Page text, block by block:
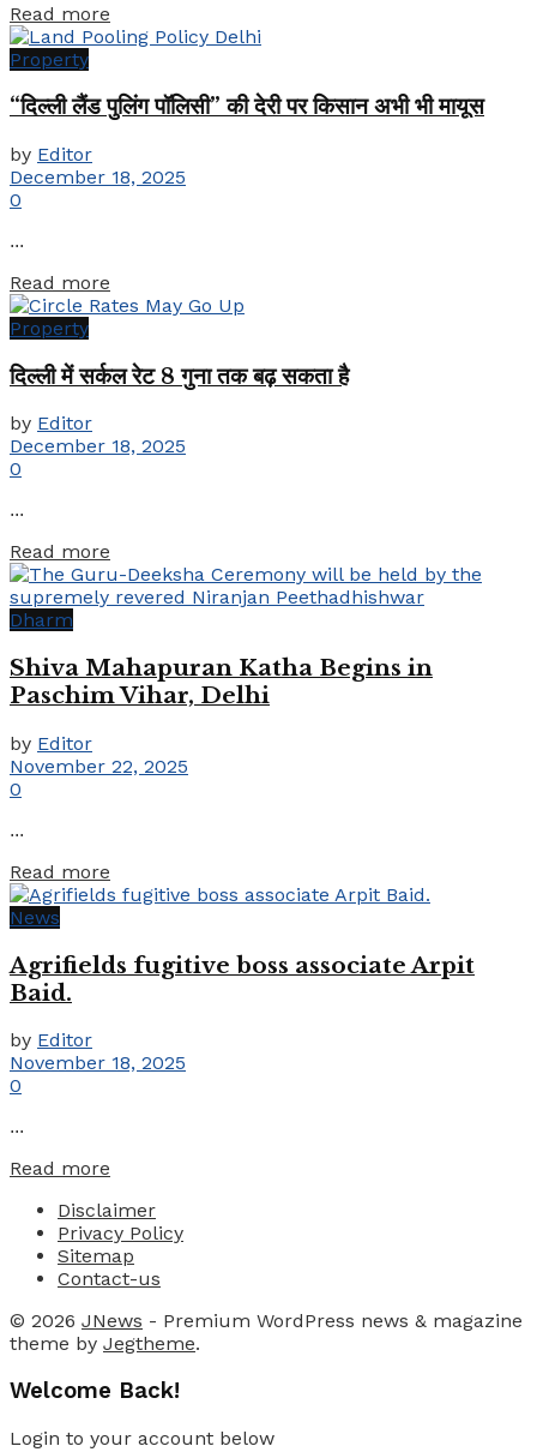
Read more
Property
“दिल्ली लैंड पुलिंग पॉलिसी” की देरी पर किसान अभी भी मायूस
by Editor
December 18, 2025
0
...
Read more
Property
दिल्ली में सर्कल रेट 8 गुना तक बढ़ सकता है
by Editor
December 18, 2025
0
...
Read more
Dharm
Shiva Mahapuran Katha Begins in
Paschim Vihar, Delhi
by Editor
November 22, 2025
0
...
Read more
News
Agrifields fugitive boss associate Arpit
Baid.
by Editor
November 18, 2025
0
...
Read more
Disclaimer
Privacy Policy
Sitemap
Contact-us
© 2026 JNews - Premium WordPress news & magazine
theme by Jegtheme.
Welcome Back!
Login to your account below